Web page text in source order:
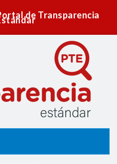
de Transparencia